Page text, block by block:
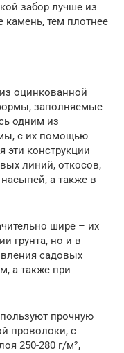
забор лучше из
тем плотнее
оцинкованной
заполняемые
одним из
с их помощью
эти конструкции
линий, откосов,
а также в
шире – их
грунта, но и в
садовых
а также при
прочную
проволоки, с
250-280 г/м²,